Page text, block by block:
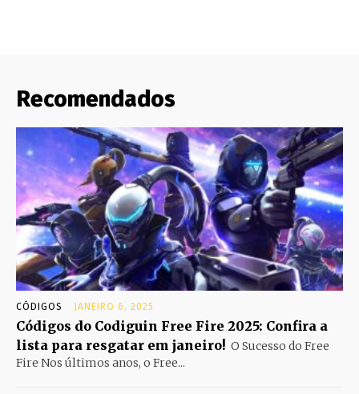
Recomendados
CÓDIGOS JANEIRO 6, 2025
Códigos do Codiguin Free Fire 2025: Confira a
lista para resgatar em janeiro! O Sucesso do Free
Fire Nos últimos anos, o Free...